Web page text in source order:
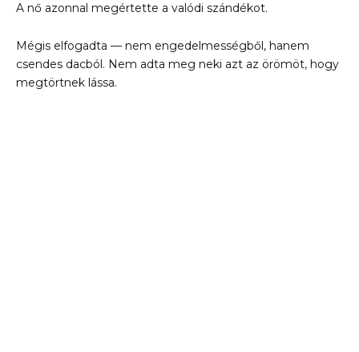
A nő azonnal megértette a valódi szándékot.
Mégis elfogadta — nem engedelmességből, hanem
csendes dacból. Nem adta meg neki azt az örömöt, hogy
megtörtnek lássa.